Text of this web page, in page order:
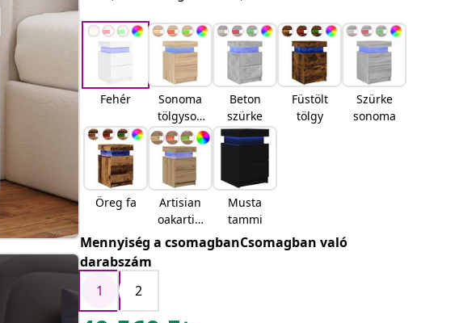
Fehér
Sonoma
tölgyson
oma
tölgy
Beton
szürke
Füstölt
tölgy
Szürke
sonoma
Öreg fa
Artisian
oakartisi
an oak
Musta
tammi
Mennyiség a csomagbanCsomagban való
darabszám
1
2